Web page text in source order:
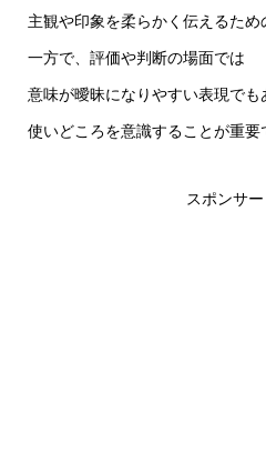
主観や印象を柔らかく伝えるため
一方で、評価や判断の場面では
意味が曖昧になりやすい表現でも
使いどころを意識することが重要
スポンサ